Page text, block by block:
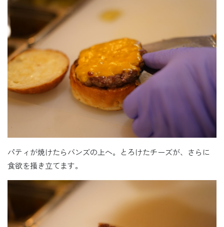
パティが焼けたらバンズの上へ。とろけたチーズが、さらに
食欲を掻き立てます。